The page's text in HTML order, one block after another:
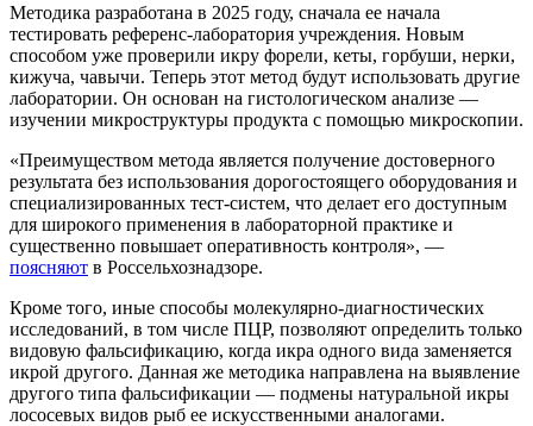
Методика разработана в 2025 году, сначала ее начала
тестировать референс-лаборатория учреждения. Новым
способом уже проверили икру форели, кеты, горбуши, нерки,
кижуча, чавычи. Теперь этот метод будут использовать другие
лаборатории. Он основан на гистологическом анализе —
изучении микроструктуры продукта с помощью микроскопии.
«Преимуществом метода является получение достоверного
результата без использования дорогостоящего оборудования и
специализированных тест-систем, что делает его доступным
для широкого применения в лабораторной практике и
существенно повышает оперативность контроля», —
поясняют в Россельхознадзоре.
Кроме того, иные способы молекулярно-диагностических
исследований, в том числе ПЦР, позволяют определить только
видовую фальсификацию, когда икра одного вида заменяется
икрой другого. Данная же методика направлена на выявление
другого типа фальсификации — подмены натуральной икры
лососевых видов рыб ее искусственными аналогами.